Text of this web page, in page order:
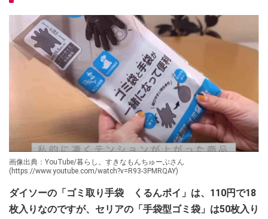
画像出典：YouTube/暮らし。すきなもんちゅーぶさん
(https://www.youtube.com/watch?v=R93-3PMRQAY)
ダイソーの「ゴミ取り手袋 くるんポイ」は、110円で18
枚入りなのですが、 セリアの「手袋型ゴミ袋」は50枚入り